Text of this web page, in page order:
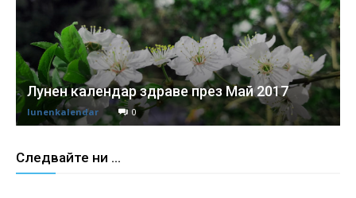
Лунен календар здраве през Май 2017
lunenkalendar 0
Следвайте ни ...